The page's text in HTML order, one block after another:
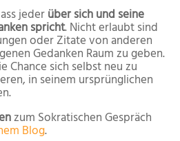
jederüber sich und seine
spricht. Nicht erlaubt sind
oder Zitate von anderen
Gedanken Raum zu geben.
Chance sich selbst neu zu
in seinem ursprünglichen
zum Sokratischen Gespräch
Blog.